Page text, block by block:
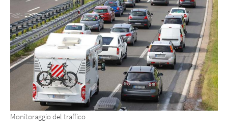
Monitoraggio del traffico